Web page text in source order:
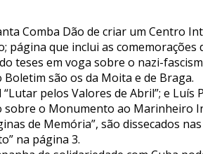
Comba Dão de criar um Centro
página que inclui as comemorações
teses em voga sobre o nazi-
Boletim são os da Moita e de Braga.
pelos Valores de Abril”; e Luís
o Monumento ao Marinheiro
de Memória”, são dissecados
na página 3.